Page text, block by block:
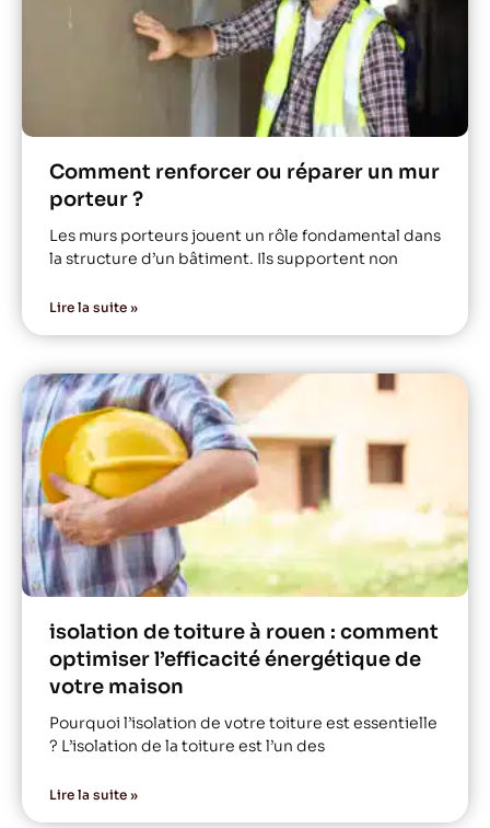
Comment renforcer ou réparer un mur
porteur ?
Les murs porteurs jouent un rôle fondamental dans
la structure d’un bâtiment. Ils supportent non
Lire la suite »
isolation de toiture à rouen : comment
optimiser l’efficacité énergétique de
votre maison
Pourquoi l’isolation de votre toiture est essentielle
? L’isolation de la toiture est l’un des
Lire la suite »